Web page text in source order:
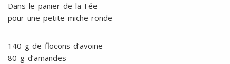
Dans le panier de la Fée
pour une petite miche ronde
140 g de flocons d’avoine
80 g d’amandes